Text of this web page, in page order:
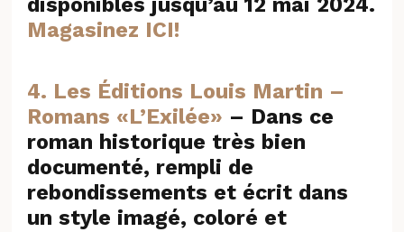
Magasinez ICI!
4. Les Éditions Louis Martin –
Romans «L’Exilée» – Dans ce
roman historique très bien
documenté, rempli de
rebondissements et écrit dans
un style imagé, coloré et